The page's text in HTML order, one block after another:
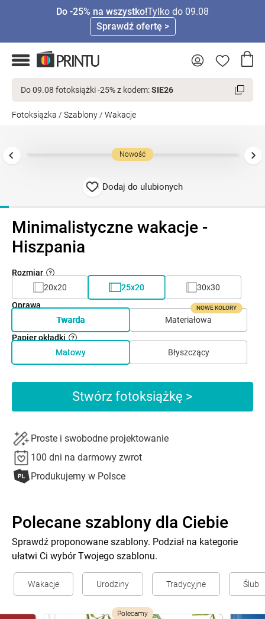
Do -25% na wszystko!Tylko do 09.08
Sprawdź ofertę >
Do 09.08 fotoksiążki -25% z kodem:SIE26
Fotoksiążka / Szablony / Wakacje
Nowość
Dodaj do ulubionych
Minimalistyczne wakacje -
Hiszpania
Rozmiar
20x20
25x20
30x30
Oprawa
Twarda
Materiałowa
NOWE KOLORY
Papier okładki
Matowy
Błyszczący
Stwórz fotoksiążkę >
Proste i swobodne projektowanie
100 dni na darmowy zwrot
Produkujemy w Polsce
Polecane szablony dla Ciebie
Sprawdź proponowane szablony. Podział na kategorie
ułatwi Ci wybór Twojego szablonu.
Wakacje Urodziny Tradycyjne Ślub
Polecamy